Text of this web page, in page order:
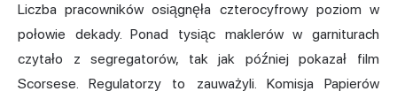
Liczba pracowników osiągnęła czterocyfrowy poziom w
połowie dekady. Ponad tysiąc maklerów w garniturach
czytało z segregatorów, tak jak później pokazał film
Scorsese. Regulatorzy to zauważyli. Komisja Papierów